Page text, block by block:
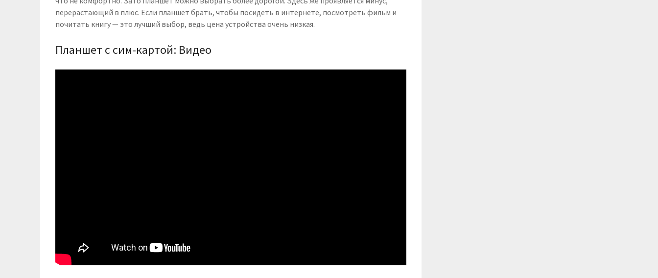
перерастающий в плюс. Если планшет брать, чтобы посидеть в интернете, посмотреть фильм и
почитать книгу — это лучший выбор, ведь цена устройства очень низкая.
Планшет с сим-картой: Видео